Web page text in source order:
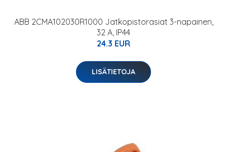
ABB 2CMA102030R1000 Jatkopistorasiat 3-napainen,
32 A, IP44
24.3 EUR
LISÄTIETOJA